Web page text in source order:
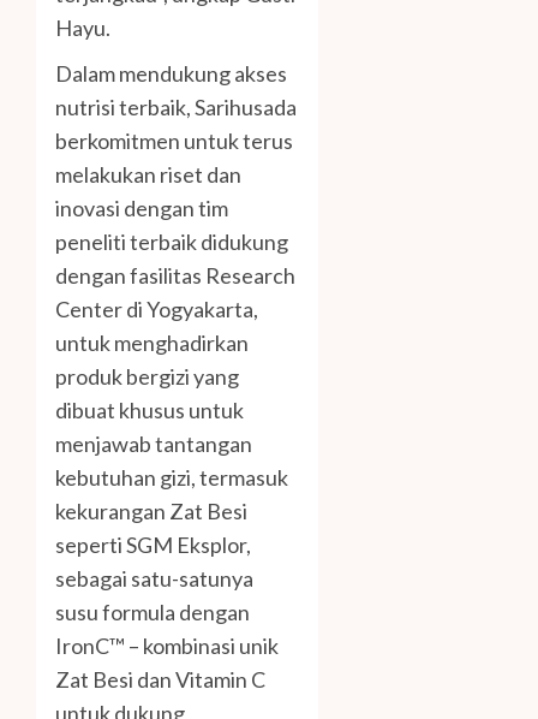
Hayu.
Dalam mendukung akses
nutrisi terbaik, Sarihusada
berkomitmen untuk terus
melakukan riset dan
inovasi dengan tim
peneliti terbaik didukung
dengan fasilitas Research
Center di Yogyakarta,
untuk menghadirkan
produk bergizi yang
dibuat khusus untuk
menjawab tantangan
kebutuhan gizi, termasuk
kekurangan Zat Besi
seperti SGM Eksplor,
sebagai satu-satunya
susu formula dengan
IronC™ – kombinasi unik
Zat Besi dan Vitamin C
untuk dukung